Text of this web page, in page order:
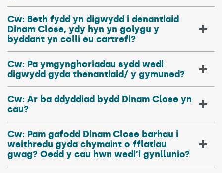
Cw: Beth fydd yn digwydd i denantiaid
Dinam Close, ydy hyn yn golygu y
byddant yn colli eu cartrefi?
Cw: Pa ymgynghoriadau sydd wedi
digwydd gyda thenantiaid/ y gymuned?
Cw: Ar ba ddyddiad bydd Dinam Close yn
cau?
Cw: Pam gafodd Dinam Close barhau i
weithredu gyda chymaint o fflatiau
gwag? Oedd y cau hwn wedi’i gynllunio?